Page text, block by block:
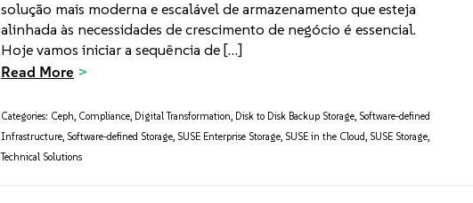
solução mais moderna e escalável de armazenamento que esteja
alinhada às necessidades de crescimento de negócio é essencial.
Hoje vamos iniciar a sequência de […]
Read More
Categories: Ceph, Compliance, Digital Transformation, Disk to Disk Backup Storage, Software-defined
Infrastructure, Software-defined Storage, SUSE Enterprise Storage, SUSE in the Cloud, SUSE Storage,
Technical Solutions